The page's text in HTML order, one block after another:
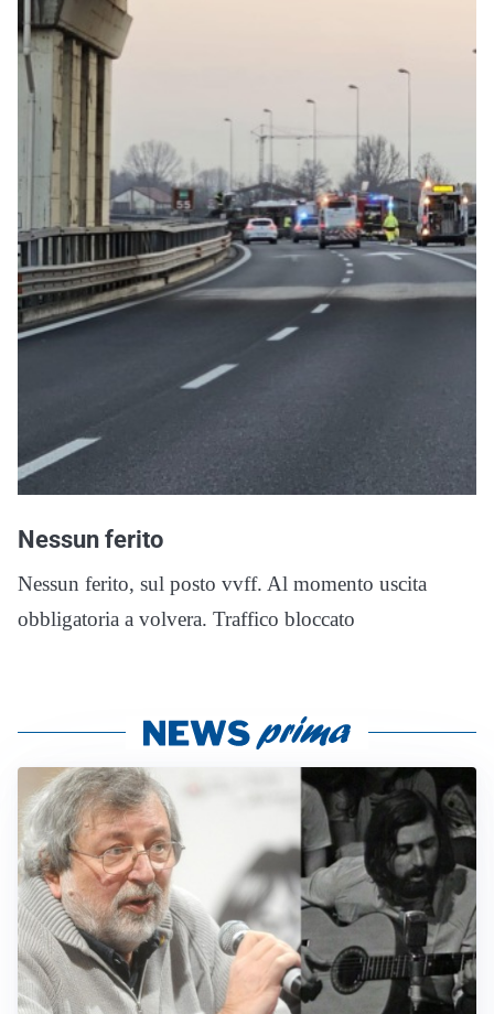
Nessun ferito
Nessun ferito, sul posto vvff. Al momento uscita
obbligatoria a volvera. Traffico bloccato